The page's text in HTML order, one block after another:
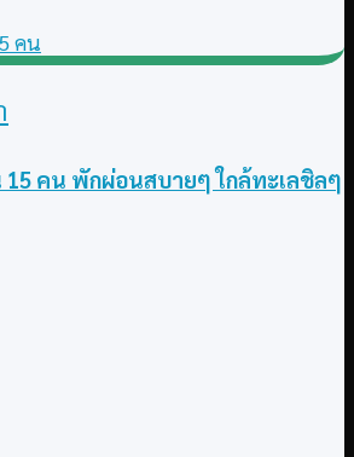
คน พักผ่อนสบายๆ ใกล้ทะเลชิลๆ